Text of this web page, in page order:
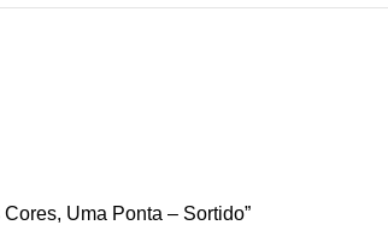
Uma Ponta – Sortido”